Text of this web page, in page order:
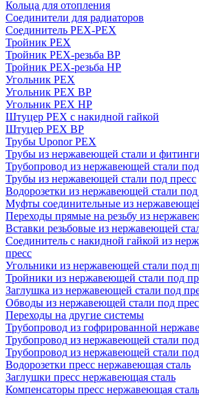
Кольца для отопления
Соединители для радиаторов
Соединитель PEX-PEX
Тройник PEX
Тройник PEX-резьба ВР
Тройник PEX-резьба НР
Угольник PEX
Угольник PEX ВР
Угольник PEX НР
Штуцер PEX c накидной гайкой
Штуцер PEX ВР
Трубы Uponor PEX
Трубы из нержавеющей стали и
Трубопровод из нержавеющей стали
Трубы из нержавеющей стали под пресс
Водорозетки из нержавеющей стали под
Муфты соединительные из
Переходы прямые на резьбу из
Вставки резьбовые из нержавеющей
Соединитель с накидной гайкой из
пресс
Угольники из нержавеющей стали под
Тройники из нержавеющей стали под
Заглушка из нержавеющей стали под
Обводы из нержавеющей стали под
Переходы на другие системы
Трубопровод из гофрированной
Трубопровод из нержавеющей стали
Трубопровод из нержавеющей стали
Водорозетки пресс нержавеющая сталь
Заглушки пресс нержавеющая сталь
Компенсаторы пресс нержавеющая сталь